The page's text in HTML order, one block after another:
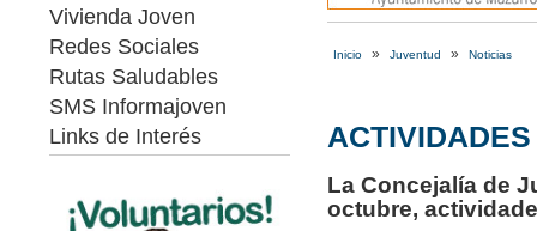
Vivienda Joven
Redes Sociales
Rutas Saludables
SMS Informajoven
Links de Interés
Inicio » Juventud » Noticias
La Concejalía de
octubre,